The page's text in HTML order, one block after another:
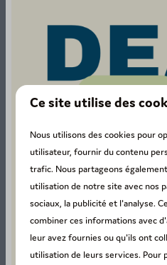
Découvrir
Ce site utilise des
Nous utilisons des cookies pour
utilisateur, fournir du contenu
trafic. Nous partageons
utilisation de notre site avec nos
sociaux, la publicité et l'analyse.
combiner ces informations avec
leur avez fournies ou qu'ils ont
utilisation de leurs services.